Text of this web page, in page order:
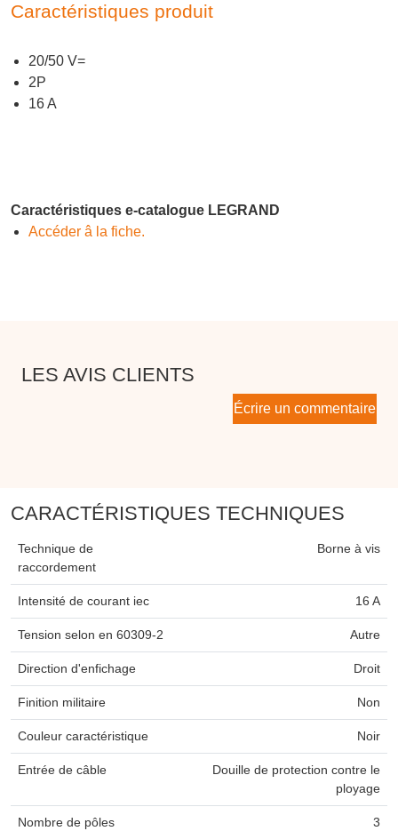
Caractéristiques produit
20/50 V=
2P
16 A
Caractéristiques e-catalogue LEGRAND
Accéder â la fiche.
LES AVIS CLIENTS
Écrire un commentaire
CARACTÉRISTIQUES TECHNIQUES
Technique de
raccordement
Borne à vis
Intensité de courant iec 16 A
Tension selon en 60309-2 Autre
Direction d'enfichage Droit
Finition militaire Non
Couleur caractéristique Noir
Entrée de câble
Douille de protection contre le
ployage
Nombre de pôles 3